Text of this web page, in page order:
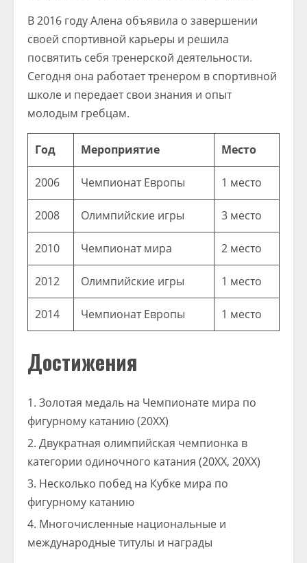
В 2016 году Алена объявила о завершении
своей спортивной карьеры и решила
посвятить себя тренерской деятельности.
Сегодня она работает тренером в спортивной
школе и передает свои знания и опыт
молодым гребцам.
Год Мероприятие Место
2006 Чемпионат Европы 1 место
2008 Олимпийские игры 3 место
2010 Чемпионат мира 2 место
2012 Олимпийские игры 1 место
2014 Чемпионат Европы 1 место
Достижения
Золотая медаль на Чемпионате мира по
фигурному катанию (20XX)
Двукратная олимпийская чемпионка в
категории одиночного катания (20XX, 20XX)
Несколько побед на Кубке мира по
фигурному катанию
Многочисленные национальные и
международные титулы и награды